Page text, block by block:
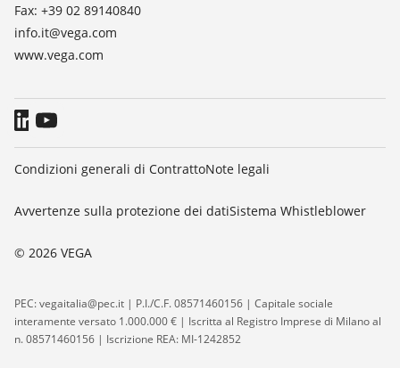
Fax: +39 02 89140840
info.it@vega.com
www.vega.com
© 2026 VEGA
Condizioni generali di ContrattoNote legali
Avvertenze sulla protezione dei datiSistema Whistleblower
PEC: vegaitalia@pec.it | P.I./C.F. 08571460156 | Capitale sociale
interamente versato 1.000.000 € | Iscritta al Registro Imprese di Milano al
n. 08571460156 | Iscrizione REA: MI-1242852